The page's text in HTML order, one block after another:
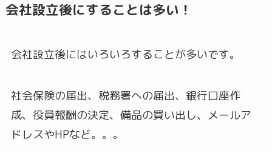
会社設立後にすることは多い！
会社設立後にはいろいろすることが多いです。
社会保険の届出、税務署への届出、銀行口座作
成、役員報酬の決定、備品の買い出し、メールア
ドレスやHPなど。。。